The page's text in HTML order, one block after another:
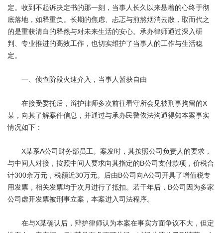
定。收到不起诉决定书的那一刻，当事人长久以来悬着的心终于彻
底落地，如释重负。长期的焦虑、忐忑与煎熬烟消云散，取而代之
的是重获清白的释然与对未来生活的安心。承办律师通过深入研
判、专业推进的高效工作，也切实维护了当事人的工作与生活稳
定。
一、侦查阶段火速介入，当事人暂获自由
在接受委托后，辩护律师多次前往看守所会见被刑事拘留的X
某，向其了解案件信息，并通过与承办民警依法沟通得知本案事实
情况如下：
X某系A公司财务部员工。案发时，其按照公司负责人的要求，
与中间人对接，按照中间人要求向其指定的B公司支付款项，价税合
计300余万元，税额近30万元。后由B公司向A公司开具了增值税专
用发票，相关发票均于次月进行了抵扣。若干年后，B公司因为多家
公司虚开发票被刑事立案，本案进入司法程序。
在与X某确认后，辩护律师认为本案在事实方面争议不大，但定